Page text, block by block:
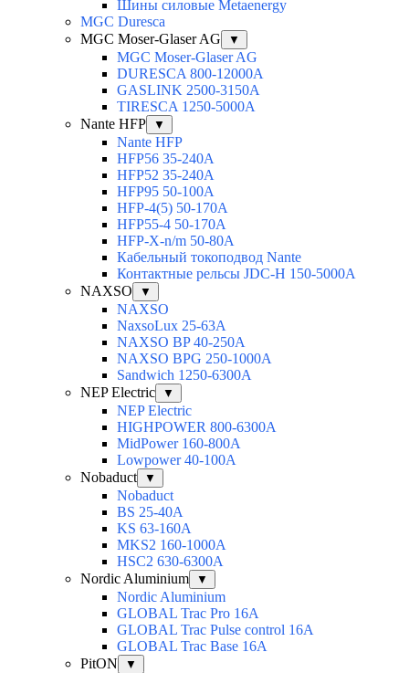
Шины силовые Metaenergy
MGC Duresca
MGC Moser-Glaser AG
▼
MGC Moser-Glaser AG
DURESCA 800-12000А
GASLINK 2500-3150А
TIRESCA 1250-5000А
Nante HFP
▼
Nante HFP
HFP56 35-240A
HFP52 35-240A
HFP95 50-100A
HFP-4(5) 50-170A
HFP55-4 50-170А
HFP-X-n/m 50-80A
Кабельный токоподвод Nante
Контактные рельсы JDC-H 150-5000A
NAXSO
▼
NAXSO
NaxsoLux 25-63A
NAXSO BP 40-250A
NAXSO BPG 250-1000A
Sandwich 1250-6300A
NEP Electric
▼
NEP Electric
HIGHPOWER 800-6300А
MidPower 160-800А
Lowpower 40-100А
Nobaduct
▼
Nobaduct
BS 25-40A
KS 63-160A
MKS2 160-1000A
HSC2 630-6300A
Nordic Aluminium
▼
Nordic Aluminium
GLOBAL Trac Pro 16А
GLOBAL Trac Pulse control 16А
GLOBAL Trac Base 16А
PitON
▼